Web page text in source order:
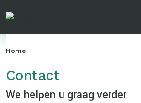
Home
Contact
We helpen u graag verder